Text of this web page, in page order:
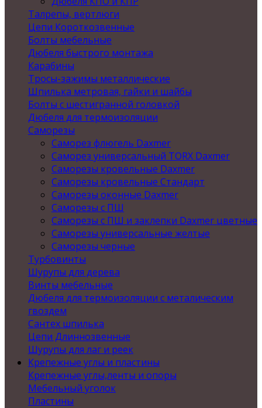
Талрепы, вертлюги
Цепи Короткозвенные
Болты мебельные
Дюбеля быстрого монтажа
Карабины
Тросы-зажимы металлические
Шпилька метровая, гайки и шайбы
Болты с шестигранной головкой
Дюбеля для термоизоляции
Саморезы
Саморез флюгель Daxmer
Саморез универсальный TORX Daxmer
Саморезы кровельные Daxmer
Саморезы кровельные Стандарт
Саморезы оконные Daxmer
Саморезы с ПШ
Саморезы с ПШ и заклепки Daxmer цветные
Саморезы универсальные желтые
Саморезы черные
Турбовинты
Шурупы для дерева
Винты мебельные
Дюбеля для термоизоляции с металическим
гвоздем
Сантех шпилька
Цепи Длиннозвенные
Шурупы для лаг и реек
Крепежные углы и пластины
Крепежные углы,ленты и опоры
Мебельный уголок
Пластины